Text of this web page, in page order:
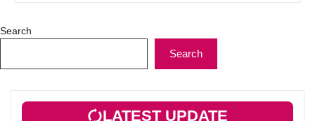
Search
Search
LATEST UPDATE